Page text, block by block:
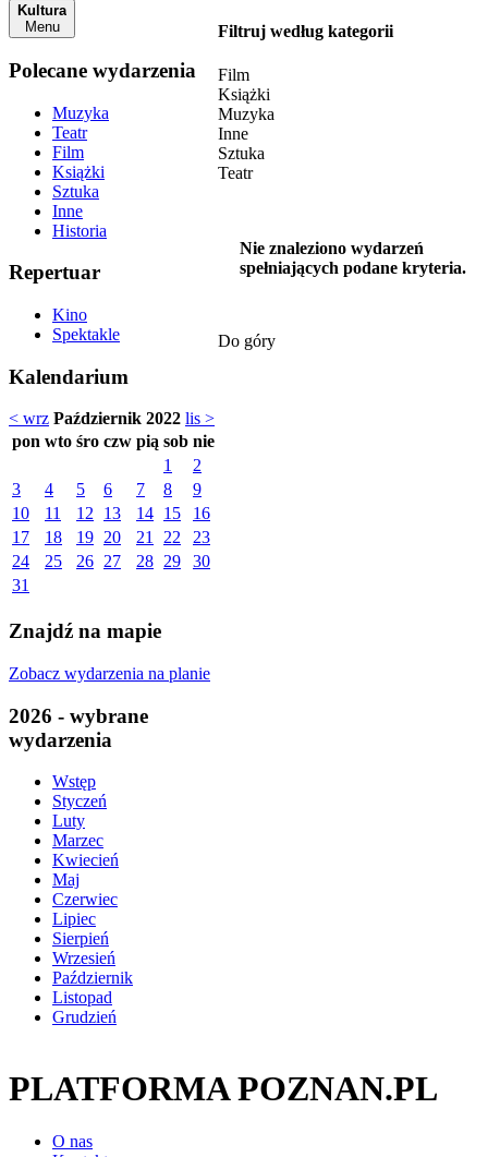
Kultura
Menu
Polecane wydarzenia
Muzyka
Teatr
Film
Książki
Sztuka
Inne
Historia
Repertuar
Kino
Spektakle
Kalendarium
< wrz Październik 2022 lis >
pon wto śro czw pią sob nie
1
2
3
4 5 6 7 8
9
10
11 12 13 14 15
16
17
18 19 20 21 22
23
24
25 26 27 28 29
30
31
Znajdź na mapie
Zobacz wydarzenia na planie
2026 - wybrane
wydarzenia
Wstęp
Styczeń
Luty
Marzec
Kwiecień
Maj
Czerwiec
Lipiec
Sierpień
Wrzesień
Październik
Listopad
Grudzień
Filtruj według kategorii
Film
Książki
Muzyka
Inne
Sztuka
Teatr
Nie znaleziono wydarzeń
spełniających podane kryteria.
Do góry
PLATFORMA POZNAN.PL
O nas